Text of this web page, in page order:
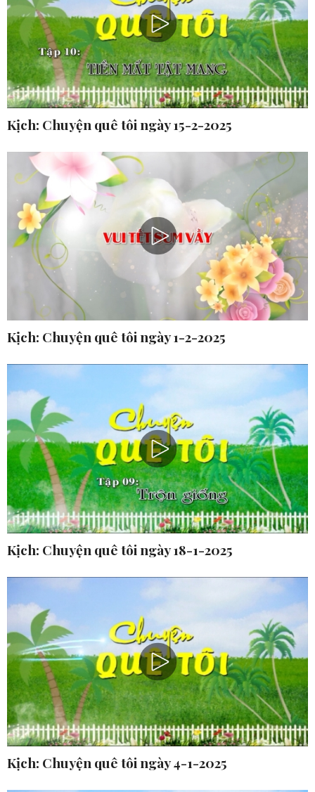
Kịch: Chuyện quê tôi ngày 15-2-2025
Kịch: Chuyện quê tôi ngày 1-2-2025
Kịch: Chuyện quê tôi ngày 18-1-2025
Kịch: Chuyện quê tôi ngày 4-1-2025